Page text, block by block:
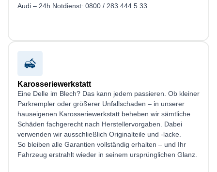
Audi – 24h Notdienst: 0800 / 283 444 5 33
Karosseriewerkstatt
Eine Delle im Blech? Das kann jedem passieren. Ob kleiner
Parkrempler oder größerer Unfallschaden – in unserer
hauseigenen Karosseriewerkstatt beheben wir sämtliche
Schäden fachgerecht nach Herstellervorgaben. Dabei
verwenden wir ausschließlich Originalteile und -lacke.
So bleiben alle Garantien vollständig erhalten – und Ihr
Fahrzeug erstrahlt wieder in seinem ursprünglichen Glanz.